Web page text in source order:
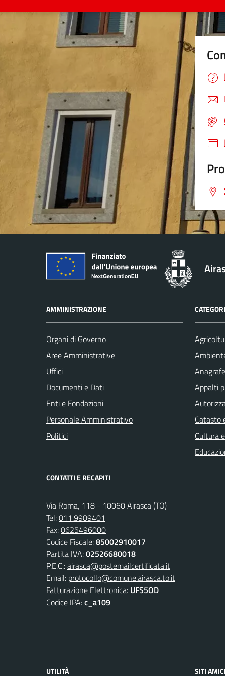
AMMINISTRAZIONE
Organi di Governo
Aree Amministrative
Uffici
Documenti e Dati
Enti e Fondazioni
Personale Amministrativo
Politici
Appalti
Catasto
Cultura
CONTATTI E RECAPITI
Via Roma, 118 - 10060 Airasca (TO)
Tel:011.9909401
Fax:0625496000
Codice Fiscale:85002910017
Partita IVA:02526680018
P.E.C.:airasca@postemailcertificata.it
Email: protocollo@comune.airasca.to.it
Fatturazione Elettronica: UFS5OD
Codice IPA:c_a109
UTILITÀ SITI AMICI